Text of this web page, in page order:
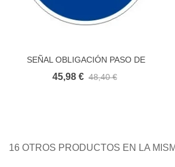
Añadir al carrito
SEÑAL OBLIGACIÓN PASO DE
TURISMOS
45,98 € 48,40 €
16 OTROS PRODUCTOS EN LA